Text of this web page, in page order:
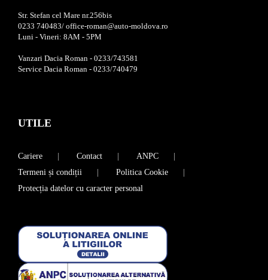
Str. Stefan cel Mare nr.256bis
0233 740483/ office-roman@auto-moldova.ro
Luni - Vineri: 8AM - 5PM
Vanzari Dacia Roman - 0233/743581
Service Dacia Roman - 0233/740479
UTILE
Cariere Contact
ANPC
Termeni și condiții
Politica Cookie
Protecția datelor cu caracter personal